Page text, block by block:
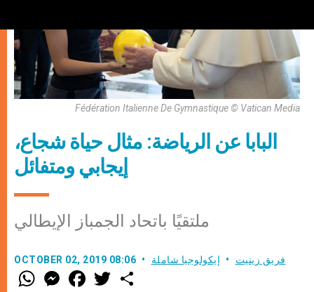
Fédération Italienne De Gymnastique © Vatican Media
البابا عن الرياضة: مثال حياة شجاع،
إيجابي ومتفائل
ملتقيًا باتحاد الجمباز الإيطالي
OCTOBER 02, 2019 08:06 فريق زينيت إيكولوجيا شاملة
W
h
M
e
F
a w